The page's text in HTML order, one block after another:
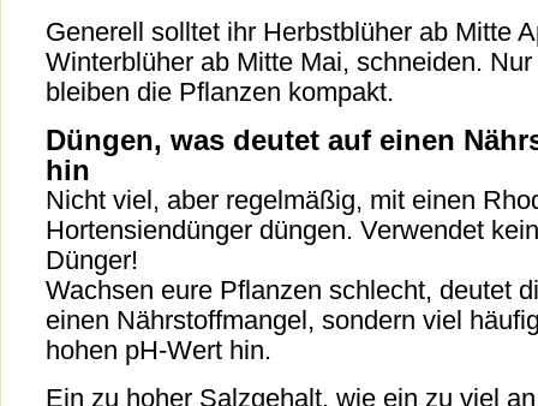
Generell solltet ihr Herbstblüher ab Mitte
Winterblüher ab Mitte Mai, schneiden.
bleiben die Pflanzen kompakt.
Düngen, was deutet auf einen
hin
Nicht viel, aber regelmäßig, mit einen
Hortensiendünger düngen. Verwendet
Dünger!
Wachsen eure Pflanzen schlecht, deutet
einen Nährstoffmangel, sondern viel
hohen pH-Wert hin.
Ein zu hoher Salzgehalt, wie ein zu viel